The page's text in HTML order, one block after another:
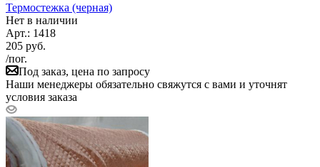
Термостежка (черная)
Нет в наличии
Арт.: 1418
205 руб.
/пог.
Под заказ, цена по запросу
Наши менеджеры обязательно свяжутся с вами и уточнят
условия заказа